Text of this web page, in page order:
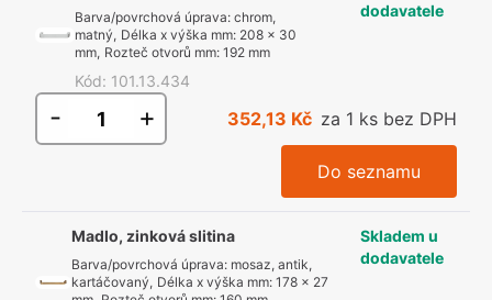
Barva/povrchová úprava:chrom,
matný, Délka x výška mm: 208 x 30
mm, Rozteč otvorů mm:192 mm
Kód: 101.13.434
dodavatele
- + 352,13 Kč za 1 ks bez DPH
Do seznamu
Madlo, zinková slitina
Barva/povrchová úprava: mosaz, antik,
kartáčovaný, Délka x výška mm:178 x 27
Skladem u
dodavatele